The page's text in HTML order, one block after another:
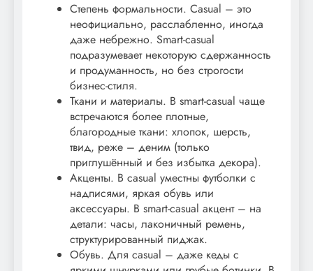
Степень формальности. Casual – это
неофициально, расслабленно, иногда
даже небрежно. Smart-casual
подразумевает некоторую сдержанность
и продуманность, но без строгости
бизнес-стиля.
Ткани и материалы. В smart-casual чаще
встречаются более плотные,
благородные ткани: хлопок, шерсть,
твид, реже – деним (только
приглушённый и без избытка декора).
Акценты. В casual уместны футболки с
надписями, яркая обувь или
аксессуары. В smart-casual акцент – на
детали: часы, лаконичный ремень,
структурированный пиджак.
Обувь. Для casual – даже кеды с